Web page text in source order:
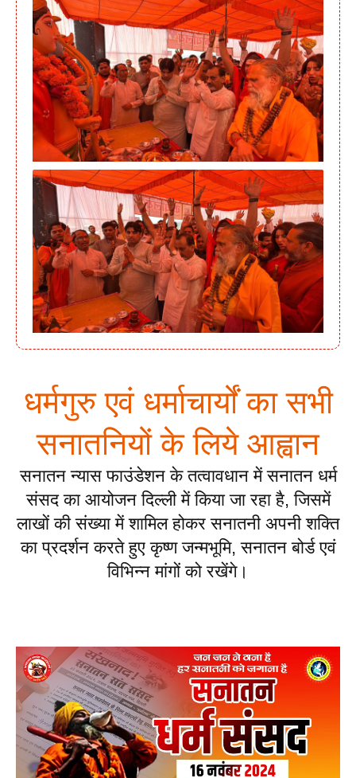
धर्मगुरु एवं धर्माचार्यों का सभी
सनातनियों के लिये आह्वान
सनातन न्यास फाउंडेशन के तत्वावधान में सनातन धर्म
संसद का आयोजन दिल्ली में किया जा रहा है, जिसमें
लाखों की संख्या में शामिल होकर सनातनी अपनी शक्ति
का प्रदर्शन करते हुए कृष्ण जन्मभूमि, सनातन बोर्ड एवं
विभिन्न मांगों को रखेंगे।